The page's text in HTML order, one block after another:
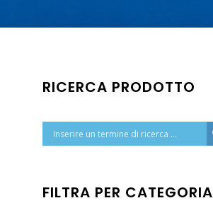
RICERCA PRODOTTO
FILTRA PER CATEGORIA